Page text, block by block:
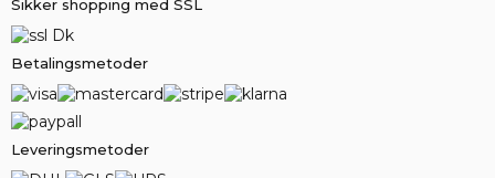
Sikker shopping med SSL
Betalingsmetoder
Leveringsmetoder